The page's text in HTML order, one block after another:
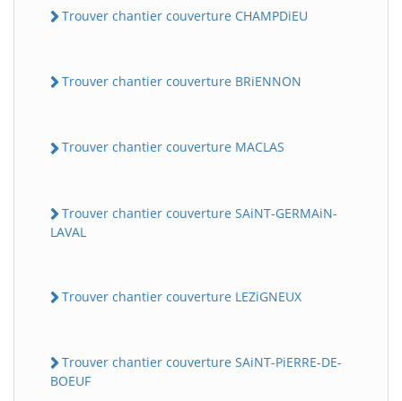
Trouver chantier couverture CHAMPDiEU
Trouver chantier couverture BRiENNON
Trouver chantier couverture MACLAS
Trouver chantier couverture SAiNT-GERMAiN-
LAVAL
Trouver chantier couverture LEZiGNEUX
Trouver chantier couverture SAiNT-PiERRE-DE-
BOEUF